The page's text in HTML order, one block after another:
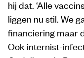
hij dat. ‘Alle
liggen nu stil. We
financiering maar
Ook internist-